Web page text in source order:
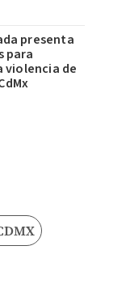
presenta
para
violencia de